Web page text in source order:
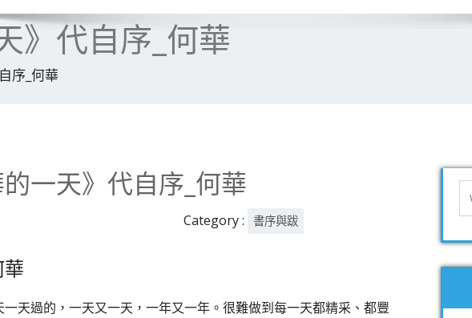
》代自序_何華
序_何華
的一天》代自序_何華
Category : 書序與跋
一天過的，一天又一天，一年又一年。很難做到每一天都精采、都豐